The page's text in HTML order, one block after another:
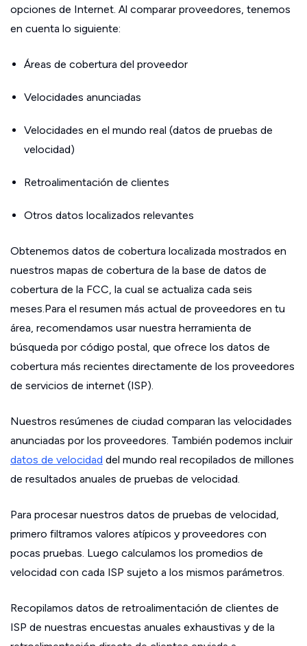
opciones de Internet. Al comparar proveedores, tenemos
en cuenta lo siguiente:
Áreas de cobertura del proveedor
Velocidades anunciadas
Velocidades en el mundo real (datos de pruebas de
velocidad)
Retroalimentación de clientes
Otros datos localizados relevantes
Obtenemos datos de cobertura localizada mostrados en
nuestros mapas de cobertura de la base de datos de
cobertura de la FCC, la cual se actualiza cada seis
meses.Para el resumen más actual de proveedores en tu
área, recomendamos usar nuestra herramienta de
búsqueda por código postal, que ofrece los datos de
cobertura más recientes directamente de los proveedores
de servicios de internet (ISP).
Nuestros resúmenes de ciudad comparan las velocidades
anunciadas por los proveedores. También podemos incluir
datos de velocidad del mundo real recopilados de millones
de resultados anuales de pruebas de velocidad.
Para procesar nuestros datos de pruebas de velocidad,
primero filtramos valores atípicos y proveedores con
pocas pruebas. Luego calculamos los promedios de
velocidad con cada ISP sujeto a los mismos parámetros.
Recopilamos datos de retroalimentación de clientes de
ISP de nuestras encuestas anuales exhaustivas y de la